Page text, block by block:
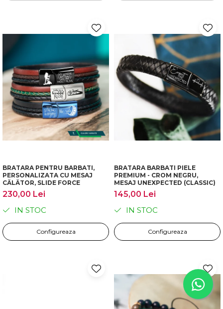
BRATARA PENTRU BARBATI,
PERSONALIZATA CU MESAJ
CĂLĂTOR, SLIDE FORCE
230,00 Lei
IN STOC
Configureaza
BRATARA BARBATI PIELE
PREMIUM - CROM NEGRU,
MESAJ UNEXPECTED (CLASSIC)
145,00 Lei
IN STOC
Configureaza